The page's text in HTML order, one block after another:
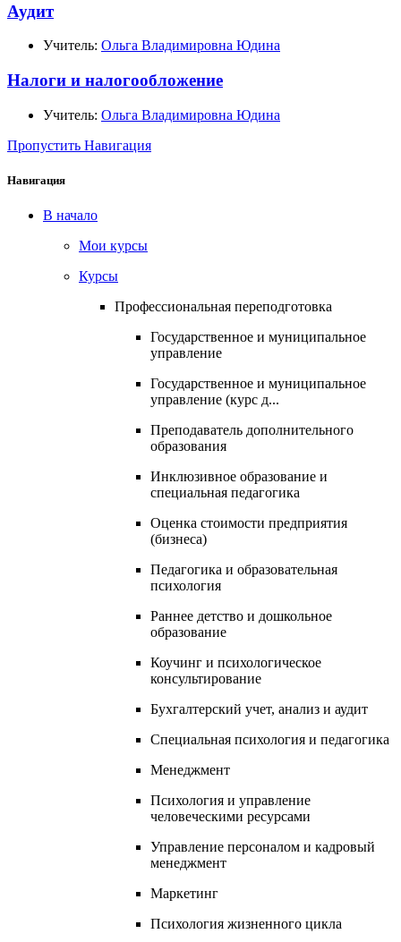
Аудит
Учитель: Ольга Владимировна Юдина
Налоги и налогообложение
Учитель: Ольга Владимировна Юдина
Пропустить Навигация
Навигация
В начало
Мои курсы
Курсы
Профессиональная переподготовка
Государственное и муниципальное
управление
Государственное и муниципальное
управление (курс д...
Преподаватель дополнительного
образования
Инклюзивное образование и
специальная педагогика
Оценка стоимости предприятия
(бизнеса)
Педагогика и образовательная
психология
Раннее детство и дошкольное
образование
Коучинг и психологическое
консультирование
Бухгалтерский учет, анализ и аудит
Специальная психология и педагогика
Менеджмент
Психология и управление
человеческими ресурсами
Управление персоналом и кадровый
менеджмент
Маркетинг
Психология жизненного цикла